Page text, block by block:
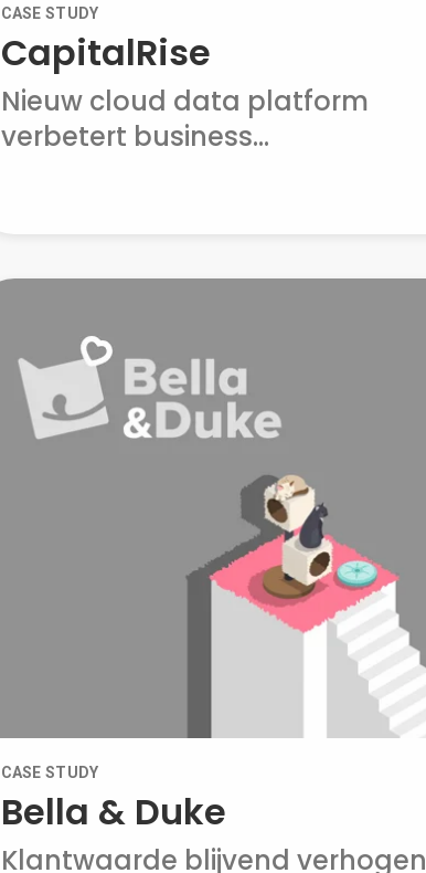
CapitalRise
CASE STUDY
Nieuw cloud data platform
verbetert business...
Bella & Duke
CASE STUDY
Klantwaarde blijvend verhogen